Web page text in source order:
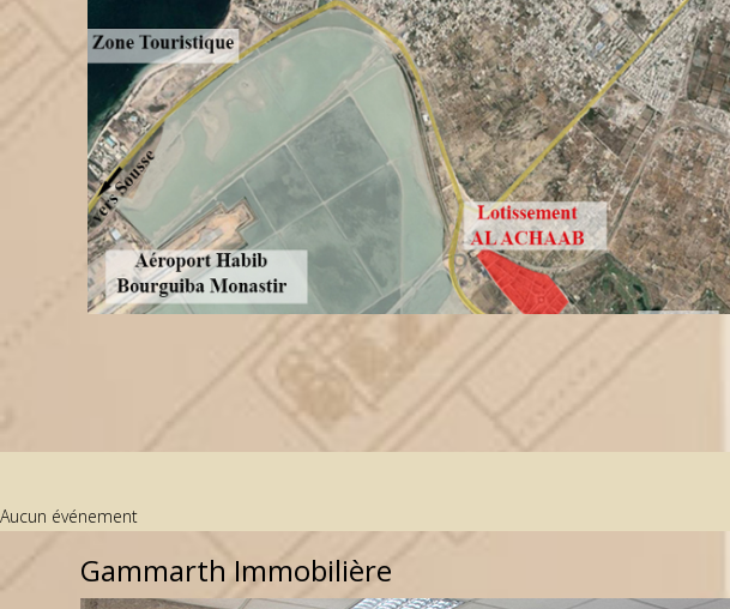
Aucun événement
Gammarth Immobilière